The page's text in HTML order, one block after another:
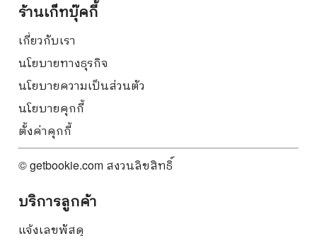
ร้านเก็ทบุ๊คกี้
เกี่ยวกับเรา
นโยบายทางธุรกิจ
นโยบายความเป็นส่วนตัว
นโยบายคุกกี้
ตั้งค่าคุกกี้
© getbookie.com สงวนลิขสิทธิ์
บริการลูกค้า
แจ้งเลขพัสดุ